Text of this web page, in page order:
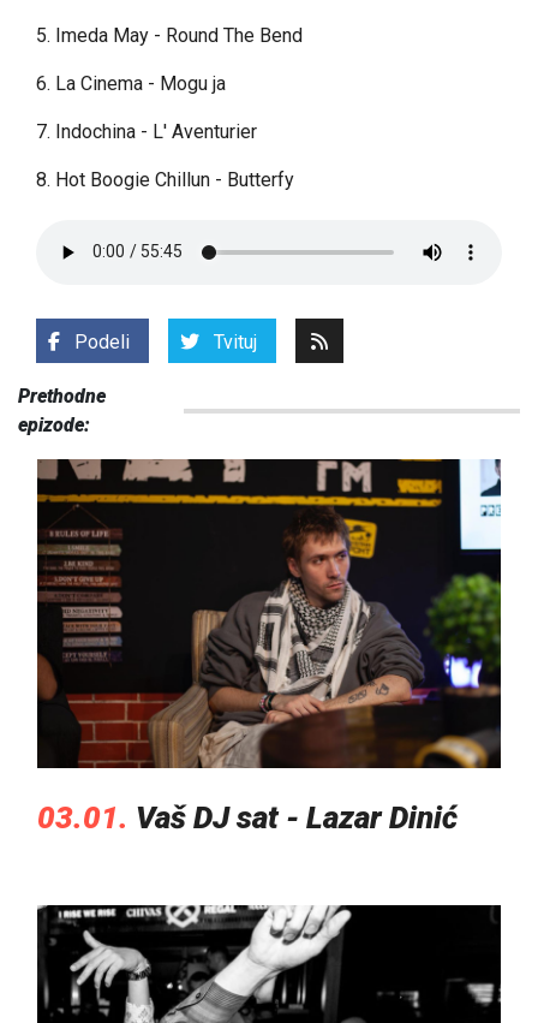
5. Imeda May - Round The Bend
6. La Cinema - Mogu ja
7. Indochina - L' Aventurier
8. Hot Boogie Chillun - Butterfy
Podeli Tvituj
Prethodne
epizode:
03.01. Vaš DJ sat - Lazar Dinić